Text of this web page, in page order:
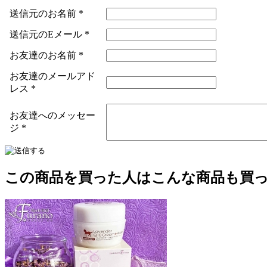
送信元のお名前 *
送信元のEメール *
お友達のお名前 *
お友達のメールアド
レス *
お友達へのメッセー
ジ *
この商品を買った人はこんな商品も買